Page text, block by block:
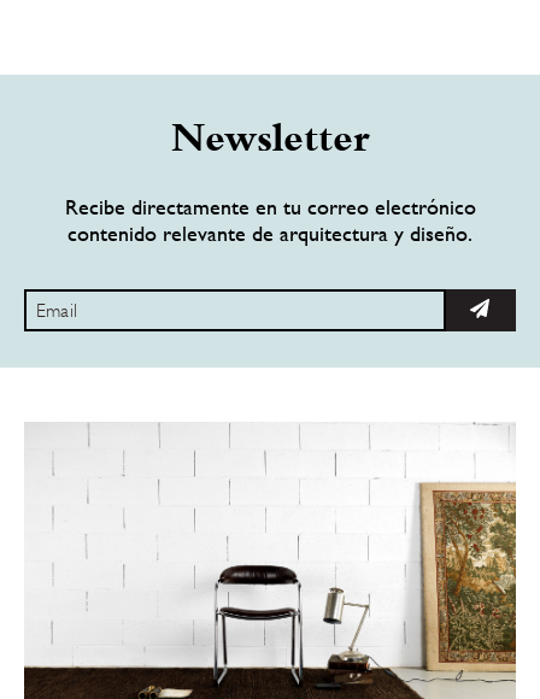
Newsletter
Recibe directamente en tu correo electrónico
contenido relevante de arquitectura y diseño.